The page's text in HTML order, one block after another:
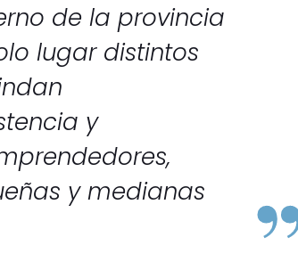
de la provincia
lugar distintos
y
y medianas